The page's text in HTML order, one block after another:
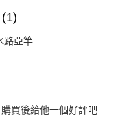
路亞竿
買後給他一個好評吧